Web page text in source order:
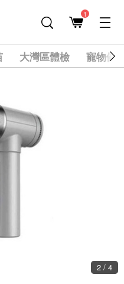
1
大灣區體檢 寵物健
2 / 4